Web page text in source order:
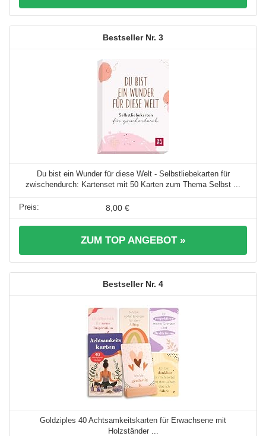
3
Du bist ein Wunder für diese Welt - Selbstliebekarten für
zwischendurch: Kartenset mit 50 Karten zum Thema Selbst ...
8,00 €
ZUM TOP ANGEBOT »
4
Goldziples 40 Achtsamkeitskarten für Erwachsene mit
Holzständer ...